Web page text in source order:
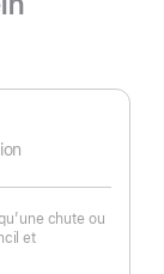
chute ou
et